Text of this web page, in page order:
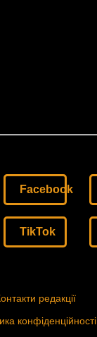
Facebook
TikTok
редакції
конфіденційності